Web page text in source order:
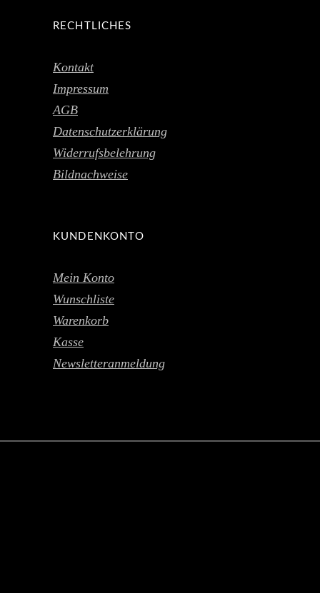
RECHTLICHES
Kontakt
Impressum
AGB
Datenschutzerklärung
Widerrufsbelehrung
Bildnachweise
KUNDENKONTO
Mein Konto
Wunschliste
Warenkorb
Kasse
Newsletteranmeldung